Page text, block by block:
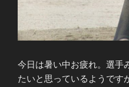
今日は暑い中お疲れ。選手
たいと思っているようです